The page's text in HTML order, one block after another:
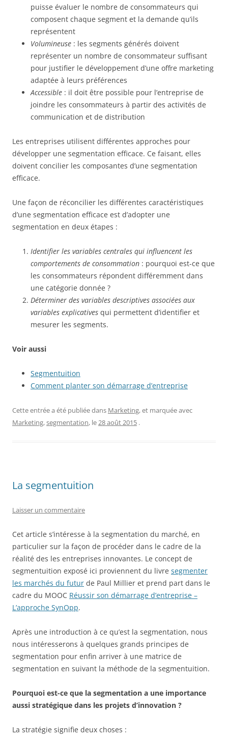
puisse évaluer le nombre de consommateurs qui
composent chaque segment et la demande qu’ils
représentent
Volumineuse : les segments générés doivent
représenter un nombre de consommateur suffisant
pour justifier le développement d’une offre marketing
adaptée à leurs préférences
Accessible : il doit être possible pour l’entreprise de
joindre les consommateurs à partir des activités de
communication et de distribution
Les entreprises utilisent différentes approches pour
développer une segmentation efficace. Ce faisant, elles
doivent concilier les composantes d’une segmentation
efficace.
Une façon de réconcilier les différentes caractéristiques
d’une segmentation efficace est d’adopter une
segmentation en deux étapes :
Identifier les variables centrales qui influencent les
comportements de consommation : pourquoi est-ce que
les consommateurs répondent différemment dans
une catégorie donnée ?
Déterminer des variables descriptives associées aux
variables explicatives qui permettent d’identifier et
mesurer les segments.
Voir aussi
Segmentuition
Comment planter son démarrage d’entreprise
Cette entrée a été publiée dans Marketing, et marquée avec
Marketing,segmentation, le28 août 2015 .
La segmentuition
Laisser un commentaire
Cet article s’intéresse à la segmentation du marché, en
particulier sur la façon de procéder dans le cadre de la
réalité des les entreprises innovantes. Le concept de
segmentuition exposé ici proviennent du livre segmenter
les marchés du futur de Paul Millier et prend part dans le
cadre du MOOC Réussir son démarrage d’entreprise –
L’approche SynOpp.
Après une introduction à ce qu’est la segmentation, nous
nous intéresserons à quelques grands principes de
segmentation pour enfin arriver à une matrice de
segmentation en suivant la méthode de la segmentuition.
Pourquoi est-ce que la segmentation a une importance
aussi stratégique dans les projets d’innovation ?
La stratégie signifie deux choses :